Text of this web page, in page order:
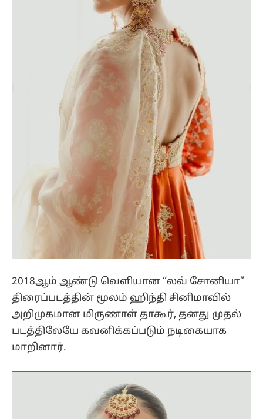
2018ஆம் ஆண்டு வெளியான “லவ் சோனியா”
திரைப்படத்தின் மூலம் ஹிந்தி சினிமாவில்
அறிமுகமான மிருணாள் தாகூர், தனது முதல்
படத்திலேயே கவனிக்கப்படும் நடிகையாக
மாறினார்.